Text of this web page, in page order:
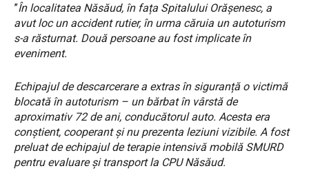
”În localitatea Năsăud, în fața Spitalului Orășenesc, a
avut loc un accident rutier, în urma căruia un autoturism
s-a răsturnat. Două persoane au fost implicate în
eveniment.
Echipajul de descarcerare a extras în siguranță o victimă
blocată în autoturism – un bărbat în vârstă de
aproximativ 72 de ani, conducătorul auto. Acesta era
conștient, cooperant și nu prezenta leziuni vizibile. A fost
preluat de echipajul de terapie intensivă mobilă SMURD
pentru evaluare și transport la CPU Năsăud.